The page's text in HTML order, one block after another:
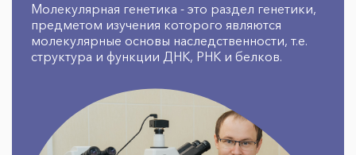
Молекулярная генетика - это раздел генетики,
предметом изучения которого являются
молекулярные основы наследственности, т.е.
структура и функции ДНК, РНК и белков.